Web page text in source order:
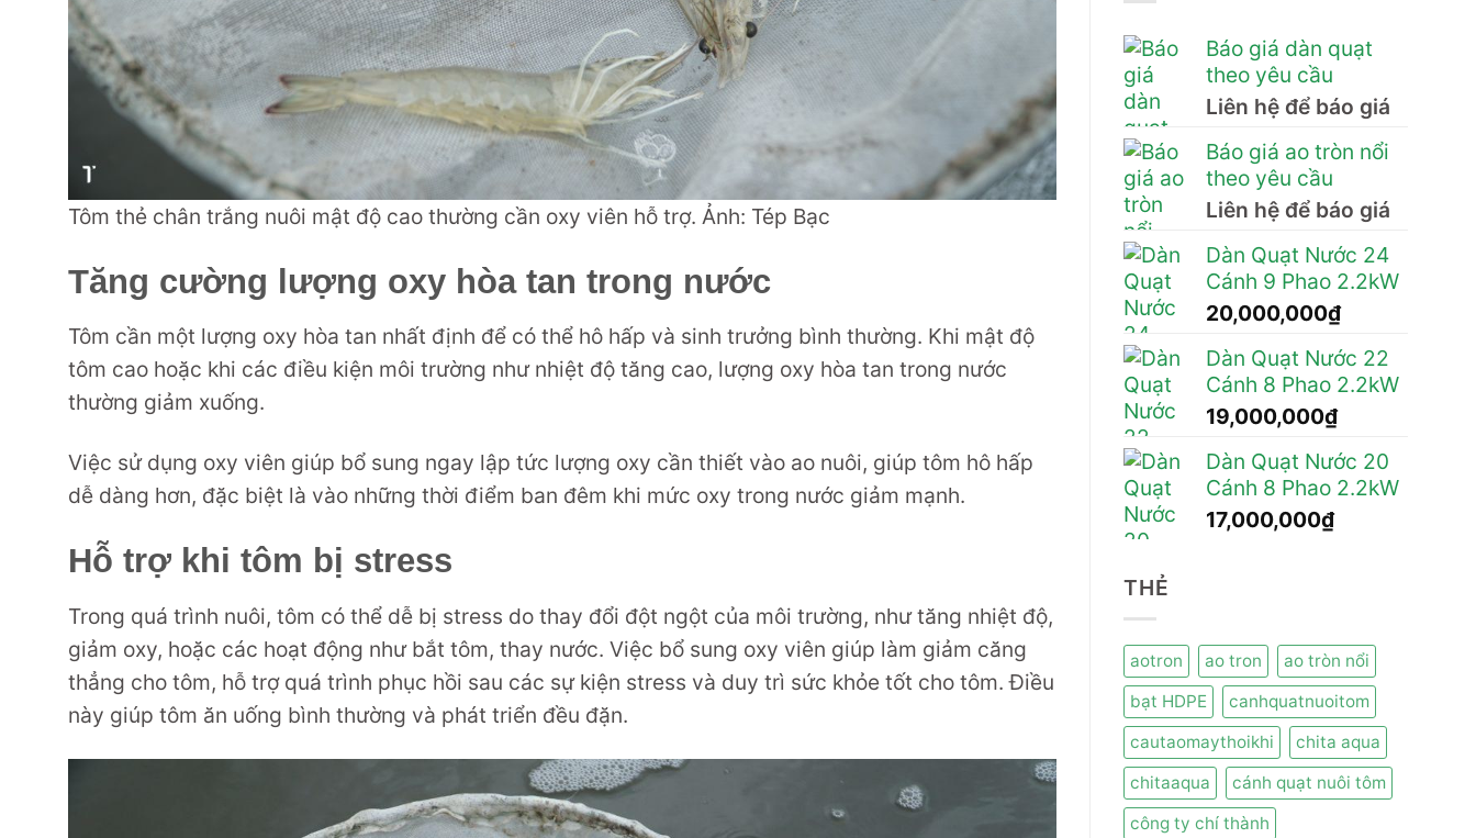
Tôm thẻ chân trắng nuôi mật độ cao thường cần oxy viên hỗ trợ. Ảnh: Tép Bạc
Tăng cường lượng oxy hòa tan trong nước
Tôm cần một lượng oxy hòa tan nhất định để có thể hô hấp và sinh trưởng bình thường. Khi mật độ
tôm cao hoặc khi các điều kiện môi trường như nhiệt độ tăng cao, lượng oxy hòa tan trong nước
thường giảm xuống.
Việc sử dụng oxy viên giúp bổ sung ngay lập tức lượng oxy cần thiết vào ao nuôi, giúp tôm hô hấp
dễ dàng hơn, đặc biệt là vào những thời điểm ban đêm khi mức oxy trong nước giảm mạnh.
Hỗ trợ khi tôm bị stress
Trong quá trình nuôi, tôm có thể dễ bị stress do thay đổi đột ngột của môi trường, như tăng nhiệt độ,
giảm oxy, hoặc các hoạt động như bắt tôm, thay nước. Việc bổ sung oxy viên giúp làm giảm căng
thẳng cho tôm, hỗ trợ quá trình phục hồi sau các sự kiện stress và duy trì sức khỏe tốt cho tôm. Điều
này giúp tôm ăn uống bình thường và phát triển đều đặn.
Báo giá dàn quạt
theo yêu cầu
Liên hệ để báo giá
Báo giá ao tròn nổi
theo yêu cầu
Liên hệ để báo giá
Dàn Quạt Nước 24
Cánh 9 Phao 2.2kW
20,000,000₫
Dàn Quạt Nước 22
Cánh 8 Phao 2.2kW
19,000,000₫
Dàn Quạt Nước 20
Cánh 8 Phao 2.2kW
17,000,000₫
THẺ
aotron ao tron
ao tròn nổi
bạt HDPE
canhquatnuoitom
cautaomaythoikhi
chita aqua
chitaaqua
cánh quạt nuôi tôm
công ty chí thành